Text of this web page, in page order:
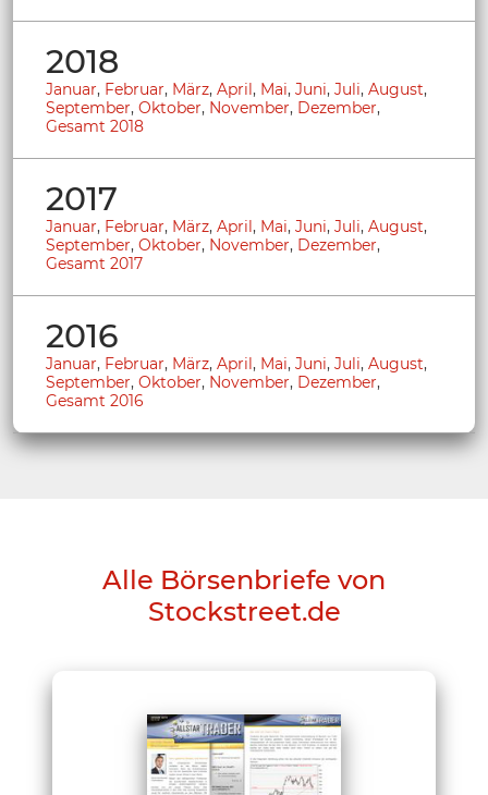
2018
Januar, Februar, März, April, Mai, Juni, Juli, August,
September, Oktober, November, Dezember,
Gesamt 2018
2017
Januar, Februar, März, April, Mai, Juni, Juli, August,
September, Oktober, November, Dezember,
Gesamt 2017
2016
Januar, Februar, März, April, Mai, Juni, Juli, August,
September, Oktober, November, Dezember,
Gesamt 2016
Alle Börsenbriefe von
Stockstreet.de